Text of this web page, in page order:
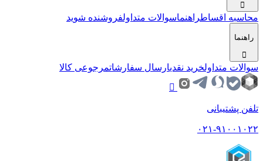
محاسبه اقساطراهنماسوالات متداولفروشنده شوید
راهنما
سوالات متداولخرید نقدیارسال سفارشاتمرجوعی کالا
تلفن پشتیبانی
۰۲۱-۹۱۰۰۱۰۲۲